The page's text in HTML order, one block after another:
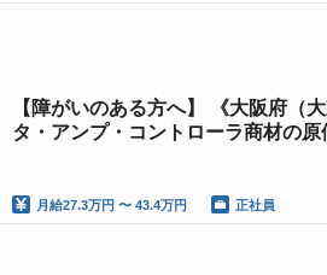
【障がいのある方へ】 《大阪府（
タ・アンプ・コントローラ商材の原
月給27.3万円 〜 43.4万円 正社員